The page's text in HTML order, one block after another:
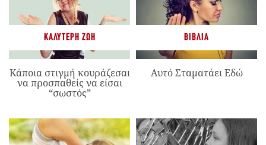
ΚΑΛΎΤΕΡΗ ΖΩΉ
Κάποια στιγμή κουράζεσαι
να προσπαθείς να είσαι
“σωστός”
ΒΙΒΛΊΑ
Αυτό Σταματάει Εδώ